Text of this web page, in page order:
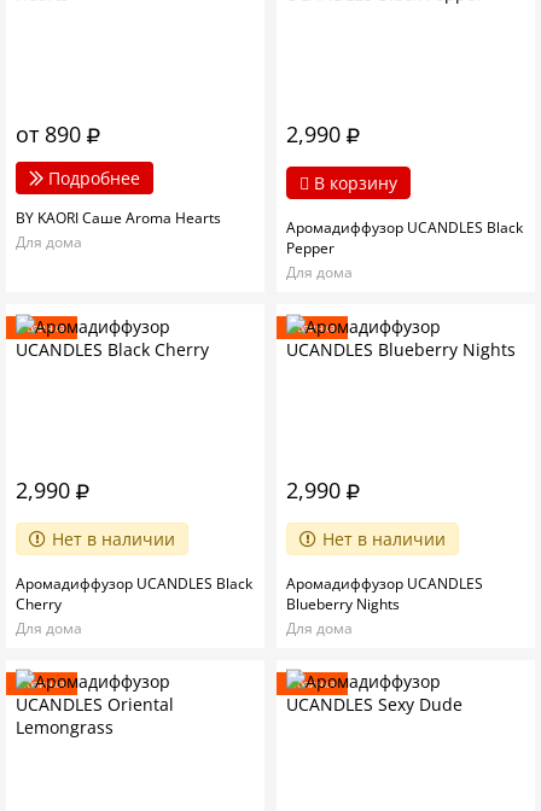
от 890
Подробнее
BY KAORI Саше Aroma Hearts
Для дома
2,990
В корзину
Аромадиффузор UCANDLES Black
Pepper
Для дома
Новинка
2,990
Нет в наличии
Аромадиффузор UCANDLES Black
Cherry
Для дома
Новинка
2,990
Нет в наличии
Аромадиффузор UCANDLES
Blueberry Nights
Для дома
Новинка Новинка